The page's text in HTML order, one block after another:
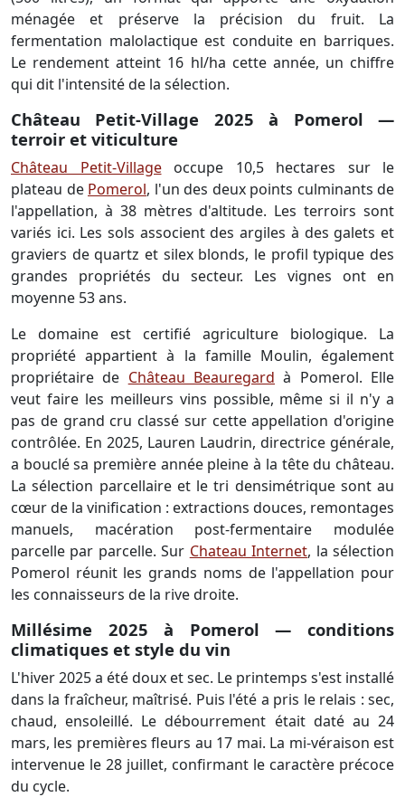
ménagée et préserve la précision du fruit. La
fermentation malolactique est conduite en barriques.
Le rendement atteint 16 hl/ha cette année, un chiffre
qui dit l'intensité de la sélection.
Château Petit-Village 2025 à Pomerol —
terroir et viticulture
Château Petit-Villageoccupe 10,5 hectares sur le
plateau de Pomerol, l'un des deux points culminants de
l'appellation, à 38 mètres d'altitude. Les terroirs sont
variés ici. Les sols associent des argiles à des galets et
graviers de quartz et silex blonds, le profil typique des
grandes propriétés du secteur. Les vignes ont en
moyenne 53 ans.
Le domaine est certifié agriculture biologique. La
propriété appartient à la famille Moulin, également
propriétaire de Château Beauregard à Pomerol. Elle
veut faire les meilleurs vins possible, même si il n'y a
pas de grand cru classé sur cette appellation d'origine
contrôlée. En 2025, Lauren Laudrin, directrice générale,
a bouclé sa première année pleine à la tête du château.
La sélection parcellaire et le tri densimétrique sont au
cœur de la vinification : extractions douces, remontages
manuels, macération post-fermentaire modulée
parcelle par parcelle. Sur Chateau Internet, la sélection
Pomerol réunit les grands noms de l'appellation pour
les connaisseurs de la rive droite.
Millésime 2025 à Pomerol — conditions
climatiques et style du vin
L'hiver 2025 a été doux et sec. Le printemps s'est installé
dans la fraîcheur, maîtrisé. Puis l'été a pris le relais : sec,
chaud, ensoleillé. Le débourrement était daté au 24
mars, les premières fleurs au 17 mai. La mi-véraison est
intervenue le 28 juillet, confirmant le caractère précoce
du cycle.